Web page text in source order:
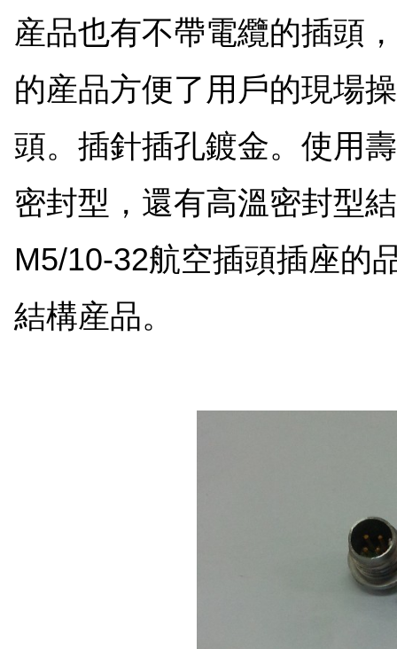
産品也有不帶電纜的插頭
的産品方便了用戶的現場
頭。插針插孔鍍金。使用
密封型，還有高溫密封型
M5/10-32航空插頭插座的
結構産品。